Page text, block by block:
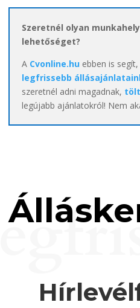
Szeretnél olyan
lehetőséget?
A Cvonline.hu ebben is
legfrissebb
szeretnél adni magadnak,
legújabb ajánlatokról! Nem